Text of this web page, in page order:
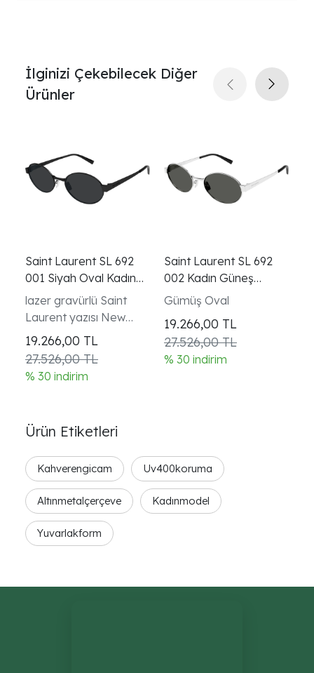
İlginizi Çekebilecek Diğer
Ürünler
Saint Laurent SL 692
001 Siyah Oval Kadın
Güneş Gözlüğü
lazer gravürlü Saint
Laurent yazısı New
Wave koleksiyonu
kadın modeli
19.266,00 TL
27.526,00 TL
% 30 indirim
Saint Laurent SL 692
002 Kadın Güneş
Gözlüğü
Gümüş Oval
19.266,00 TL
27.526,00 TL
% 30 indirim
Ürün Etiketleri
Kahverengicam Uv400koruma
Altınmetalçerçeve Kadınmodel
Yuvarlakform